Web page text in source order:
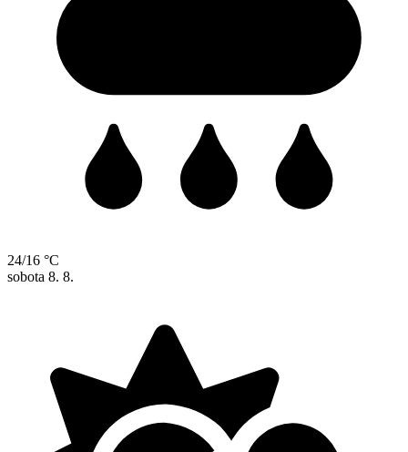
24/16 °C
sobota 8. 8.